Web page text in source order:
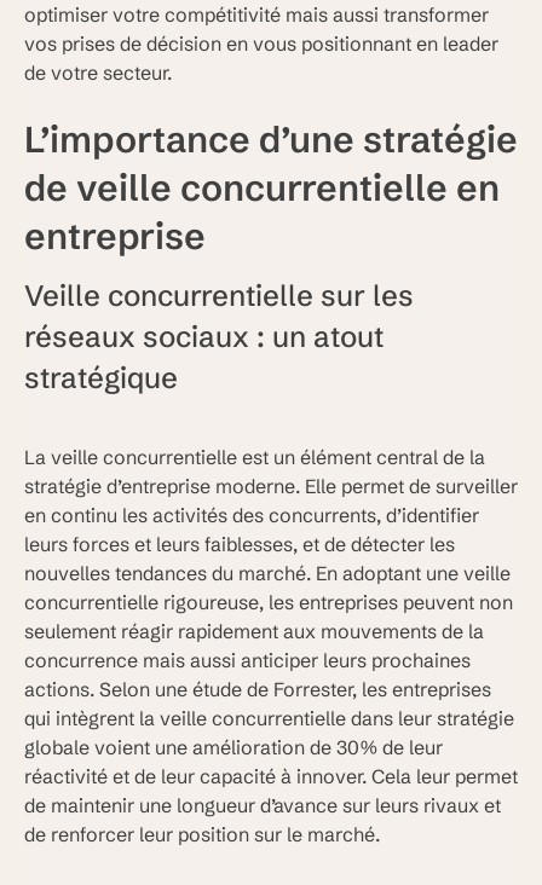
optimiser votre compétitivité mais aussi transformer
vos prises de décision en vous positionnant en leader
de votre secteur.
L’importance d’une stratégie
de veille concurrentielle en
entreprise
Veille concurrentielle sur les
réseaux sociaux : un atout
stratégique
La veille concurrentielle est un élément central de la
stratégie d’entreprise moderne. Elle permet de surveiller
en continu les activités des concurrents, d’identifier
leurs forces et leurs faiblesses, et de détecter les
nouvelles tendances du marché. En adoptant une veille
concurrentielle rigoureuse, les entreprises peuvent non
seulement réagir rapidement aux mouvements de la
concurrence mais aussi anticiper leurs prochaines
actions. Selon une étude de Forrester, les entreprises
qui intègrent la veille concurrentielle dans leur stratégie
globale voient une amélioration de 30% de leur
réactivité et de leur capacité à innover. Cela leur permet
de maintenir une longueur d’avance sur leurs rivaux et
de renforcer leur position sur le marché.